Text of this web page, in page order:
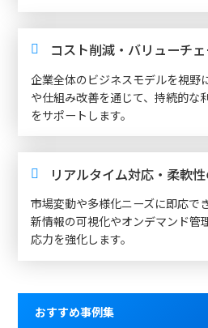
コスト削減・バリューチ
企業全体のビジネスモデルを視野
や仕組み改善を通じて、持続的な
をサポートします。
リアルタイム対応・柔軟
市場変動や多様化ニーズに即応で
新情報の可視化やオンデマンド管
応力を強化します。
おすすめ事例集